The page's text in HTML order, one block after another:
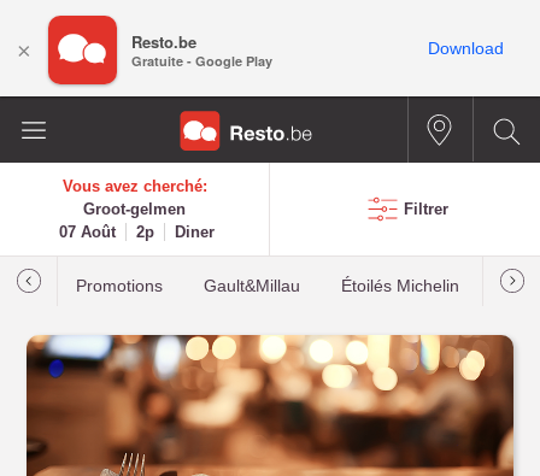
Vous avez cherché:
Groot-gelmen
07 Août
2p Diner
Filtrer
Promotions Gault&Millau Étoilés Michelin Les
× Resto.be
Gratuite - Google Play
Download